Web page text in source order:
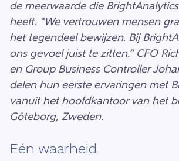
de meerwaarde die
heeft. “We vertrouwen mensen
het tegendeel bewijzen. Bij
ons gevoel juist te zitten.” CFO
en Group Business Controller
delen hun eerste ervaringen met
vanuit het hoofdkantoor van het
Göteborg, Zweden.
Eén waarheid